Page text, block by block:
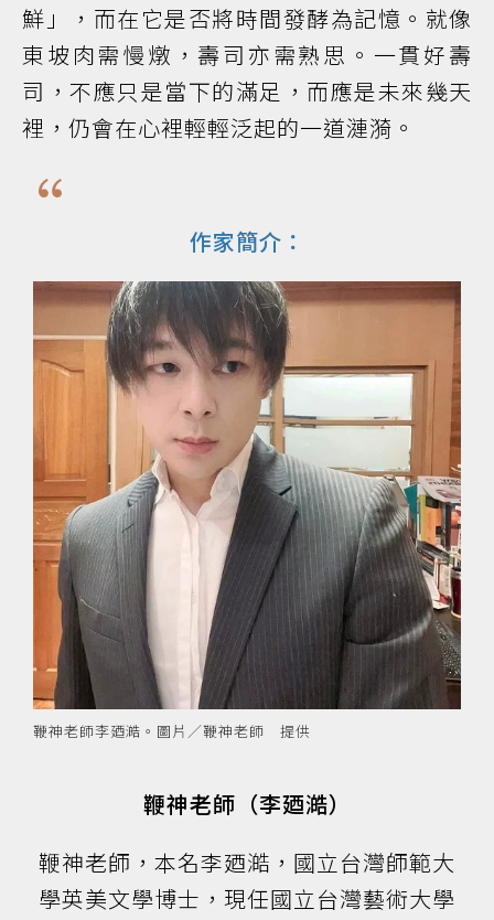
鮮」，而在它是否將時間發酵為記憶。就像
東坡肉需慢燉，壽司亦需熟思。一貫好壽
司，不應只是當下的滿足，而應是未來幾天
裡，仍會在心裡輕輕泛起的一道漣漪。
作家簡介：
鞭神老師李廼澔。圖片／鞭神老師 提供
鞭神老師（李廼澔）
鞭神老師，本名李廼澔，國立台灣師範大
學英美文學博士，現任國立台灣藝術大學